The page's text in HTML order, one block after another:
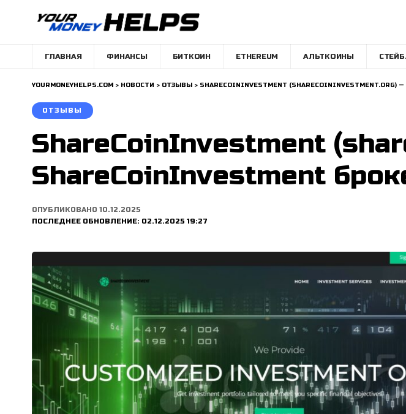
ГЛАВНАЯ ФИНАНСЫ БИТКОИН ETHEREUM АЛЬТКОИНЫ
YOURMONEYHELPS.COM > НОВОСТИ > ОТЗЫВЫ > SHARECOININVESTMENT
ОТЗЫВЫ
ShareCoinInvestment
ShareCoinInvestment
ПОСЛЕДНЕЕ ОБНОВЛЕНИЕ: 02.12.2025 19:27
ОПУБЛИКОВАНО 10.12.2025